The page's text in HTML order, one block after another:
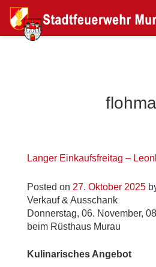
Langer Einkaufsfreitag –
Posted on 27. Oktober 2025
Verkauf & Ausschank
Donnerstag, 06. November,
beim Rüsthaus Murau
Kulinarisches Angebot